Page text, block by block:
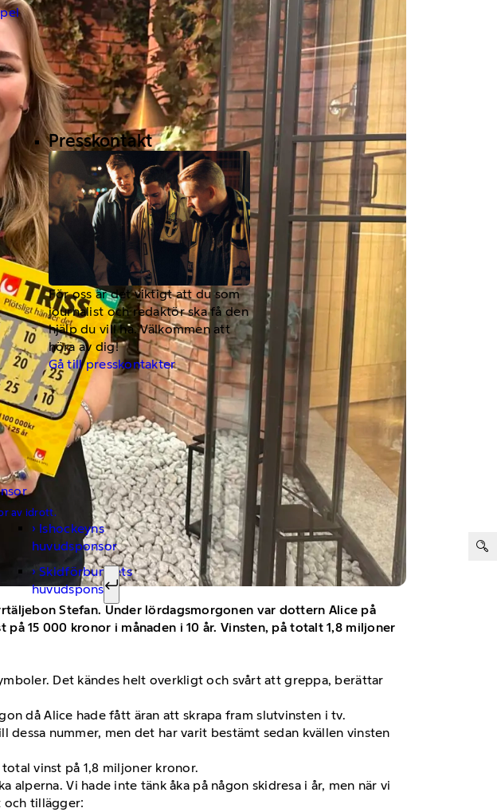
Presskontakt
För oss är det viktigt att du som
journalist och redaktör ska få den
hjälp du vill ha. Välkommen att
höra av dig!
Gå till presskontakter
av idrott.
Ishockeyns
huvudsponsor
Skidförbundets
huvudsponsor
Sök efter:
Stefan. Under lördagsmorgonen var dottern Alice på
15 000 kronor i månaden i 10 år. Vinsten, på totalt 1,8 miljoner
Det kändes helt overkligt och svårt att greppa, berättar
då Alice hade fått äran att skrapa fram slutvinsten i tv.
nummer, men det har varit bestämt sedan kvällen vinsten
vinst på 1,8 miljoner kronor.
Vi hade inte tänk åka på någon skidresa i år, men när vi
och tillägger: